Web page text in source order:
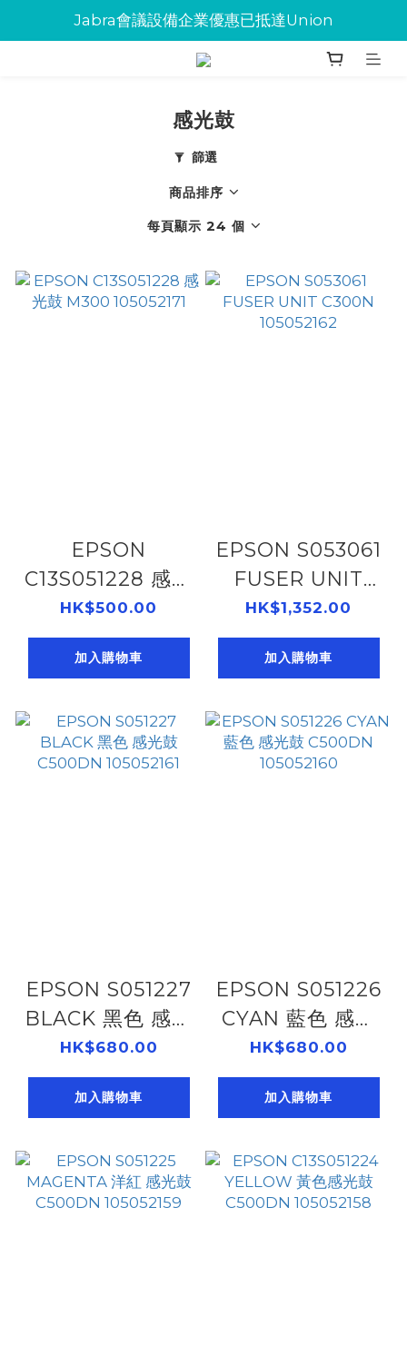
Jabra會議設備企業優惠已抵達Union
Jabra會議設備企業優惠已抵達Union
環保碳粉歡迎大量下單
感光鼓
篩選
商品排序
每頁顯示 24 個
EPSON
C13S051228 感光
鼓 M300
105052171
HK$500.00
加入購物車
EPSON S053061
FUSER UNIT
C300N
105052162
HK$1,352.00
加入購物車
EPSON S051227
BLACK 黑色 感光
鼓 C500DN
105052161
HK$680.00
加入購物車
EPSON S051226
CYAN 藍色 感光
鼓 C500DN
105052160
HK$680.00
加入購物車